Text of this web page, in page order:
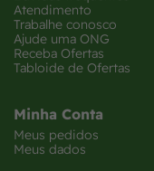
Atendimento
Trabalhe conosco
Ajude uma ONG
Receba Ofertas
Tabloide de Ofertas
Minha Conta
Meus pedidos
Meus dados